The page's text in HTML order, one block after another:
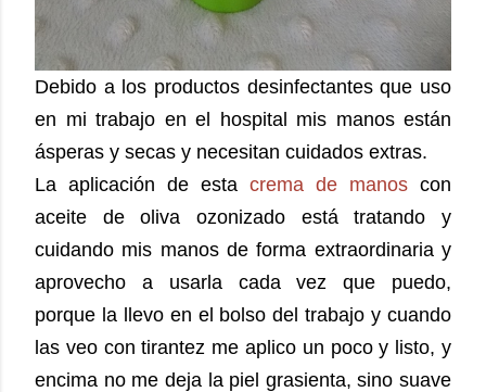
Debido a los productos desinfectantes que uso
en mi trabajo en el hospital mis manos están
ásperas y secas y necesitan cuidados extras.
La aplicación de esta crema de manos con
aceite de oliva ozonizado está tratando y
cuidando mis manos de forma extraordinaria y
aprovecho a usarla cada vez que puedo,
porque la llevo en el bolso del trabajo y cuando
las veo con tirantez me aplico un poco y listo, y
encima no me deja la piel grasienta, sino suave